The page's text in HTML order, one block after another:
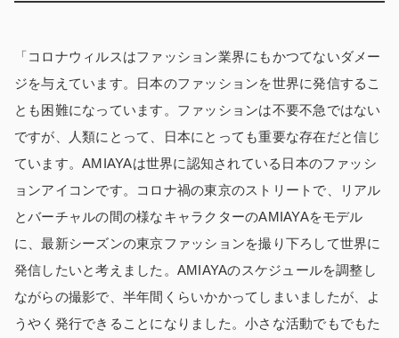
「コロナウィルスはファッション業界にもかつてないダメー
ジを与えています。日本のファッションを世界に発信するこ
とも困難になっています。ファッションは不要不急ではない
ですが、人類にとって、日本にとっても重要な存在だと信じ
ています。AMIAYAは世界に認知されている日本のファッシ
ョンアイコンです。コロナ禍の東京のストリートで、リアル
とバーチャルの間の様なキャラクターのAMIAYAをモデル
に、最新シーズンの東京ファッションを撮り下ろして世界に
発信したいと考えました。AMIAYAのスケジュールを調整し
ながらの撮影で、半年間くらいかかってしまいましたが、よ
うやく発行できることになりました。小さな活動でもでもた